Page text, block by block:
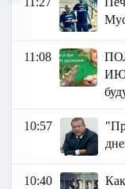
11:08
10:57
10:40